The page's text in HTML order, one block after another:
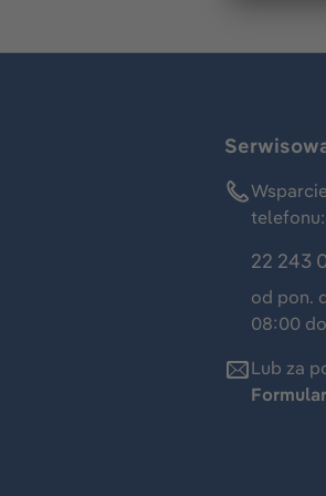
telefonu:
22 243
od pon.
08:00
Lub za